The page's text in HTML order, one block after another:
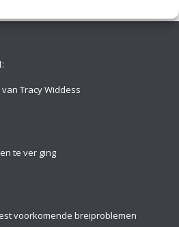
Tracy Widdess
te ver ging
voorkomende breiproblemen